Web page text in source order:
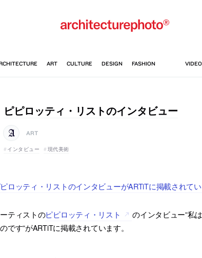
ピピロッティ・リストのインタビュー
ART
インタビュー 現代美術
ロッティ・リストのインタビューがARTiTに掲載されて
ティストのピピロッティ・リスト
のインタビュー”私
です”がARTiTに掲載されています。